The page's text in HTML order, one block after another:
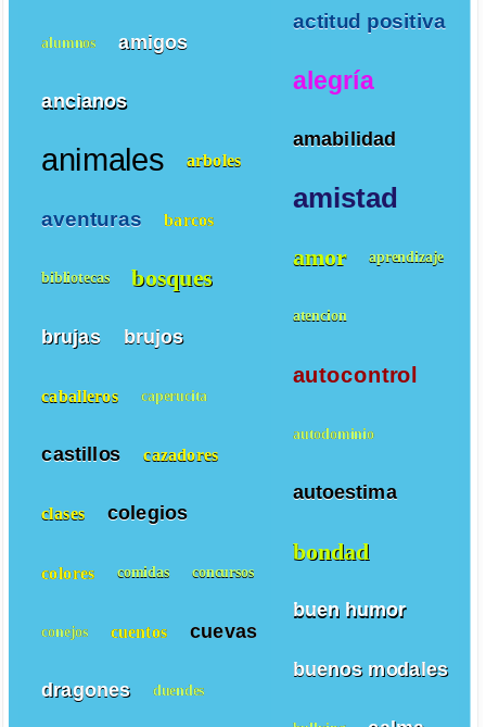
actitud positiva
alegría
amabilidad
amistad
amor aprendizaje
atencion
autocontrol
autodominio
autoestima
bondad
buen humor
buenos modales
alumnos amigos
ancianos
animales arboles
aventuras barcos
bibliotecas bosques
brujas brujos
caballeros caperucita
castillos cazadores
clases colegios
colores comidas concursos
conejos cuentos cuevas
dragones duendes